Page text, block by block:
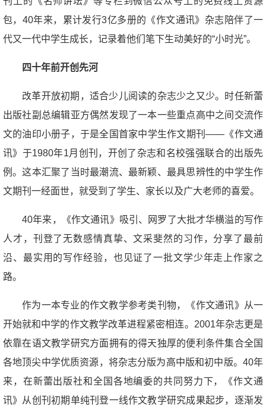
包，40年来，累计发行3亿多册的《作文通讯》杂志陪伴了一
代又一代中学生成长，记录着他们笔下生动美好的“小时光”。
四十年前开创先河
改革开放初期，适合少儿阅读的杂志少之又少。时任新蕾
出版社副总编辑亚方偶然发现了一本一些重点高中之间交流作
文的油印小册子，于是全国首家中学生作文期刊——《作文通
讯》于1980年1月创刊，开创了杂志和名校强强联合的出版先
例。这本汇聚了当时最潮流、最新颖、最具思辨性的中学生作
文期刊一经面世，就受到了学生、家长以及广大老师的喜爱。
40年来，《作文通讯》吸引、网罗了大批才华横溢的写作
人才，刊登了无数感情真挚、文采斐然的习作，分享了最前
沿、最实用的写作经验，也见证了一批文学少年走上作家之
路。
作为一本专业的作文教学参考类刊物，《作文通讯》从一
开始就和中学的作文教学改革进程紧密相连。2001年杂志更是
依靠在语文教学研究方面拥有的得天独厚的便利条件集合全国
各地顶尖中学优质资源，将杂志分版为高中版和初中版。40年
来，在新蕾出版社和全国各地编委的共同努力下，《作文通
讯》从创刊初期单纯刊登一线作文教学研究成果起步，逐渐发